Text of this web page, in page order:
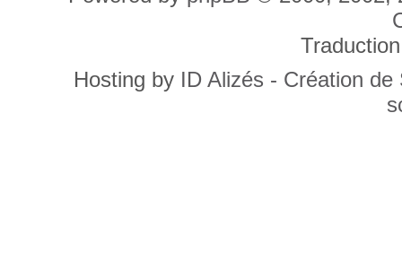
Hosting by ID Alizés - Création